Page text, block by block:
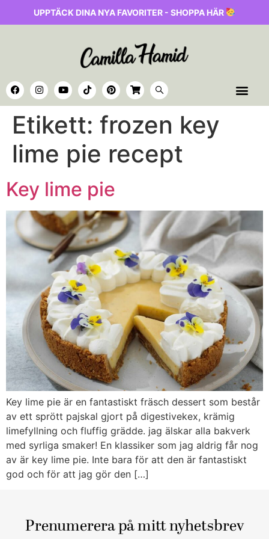
UPPTÄCK DINA NYA FAVORITER - SHOPPA HÄR
Etikett: frozen key
lime pie recept
Key lime pie
Key lime pie är en fantastiskt fräsch dessert som består
av ett sprött pajskal gjort på digestivekex, krämig
limefyllning och fluffig grädde. jag älskar alla bakverk
med syrliga smaker! En klassiker som jag aldrig får nog
av är key lime pie. Inte bara för att den är fantastiskt
god och för att jag gör den […]
Prenumerera på mitt nyhetsbrev